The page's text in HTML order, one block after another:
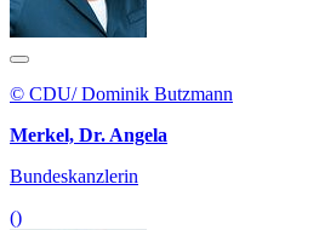
© CDU/ Dominik Butzmann
Merkel, Dr. Angela
Bundeskanzlerin
()